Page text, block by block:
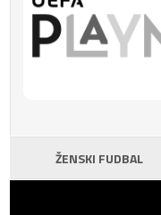
ŽENSKI FUDBAL